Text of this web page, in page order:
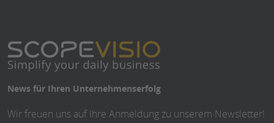
News für Ihren Unternehmenserfolg
Wir freuen uns auf Ihre Anmeldung zu unserem Newsletter!